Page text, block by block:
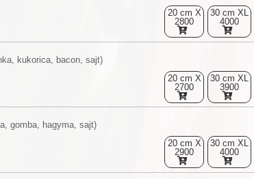
20 cm X
2800
30 cm XL
4000
kukorica, bacon, sajt)
20 cm X
2700
30 cm XL
3900
gomba, hagyma, sajt)
20 cm X
2900
30 cm XL
4000